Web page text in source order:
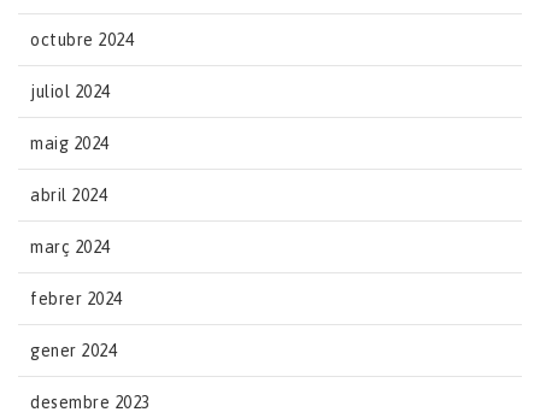
octubre 2024
juliol 2024
maig 2024
abril 2024
març 2024
febrer 2024
gener 2024
desembre 2023